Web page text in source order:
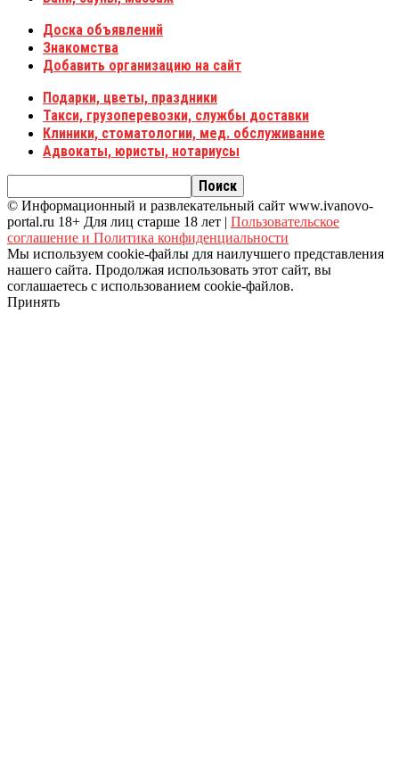
Доска объявлений
Знакомства
Добавить организацию на сайт
Подарки, цветы, праздники
Такси, грузоперевозки, службы доставки
Клиники, стоматологии, мед. обслуживание
Адвокаты, юристы, нотариусы
© Информационный и развлекательный сайт www.ivanovo-
portal.ru 18+ Для лиц старше 18 лет | Пользовательское
соглашение и Политика конфиденциальности
Мы используем cookie-файлы для наилучшего представления
нашего сайта. Продолжая использовать этот сайт, вы
соглашаетесь с использованием cookie-файлов.
Принять